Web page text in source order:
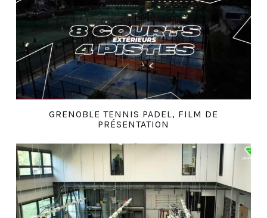
GRENOBLE TENNIS PADEL, FILM DE
PRÉSENTATION